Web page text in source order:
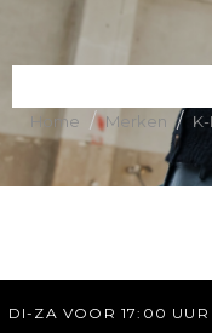
Home / Merken /
DI-ZA VOOR 17:00 UUR